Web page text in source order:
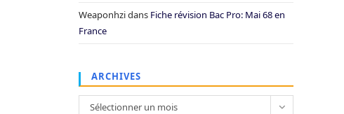
Weaponhzidans Fiche révision Bac Pro: Mai 68 en
France
ARCHIVES
Archives
Sélectionner un mois